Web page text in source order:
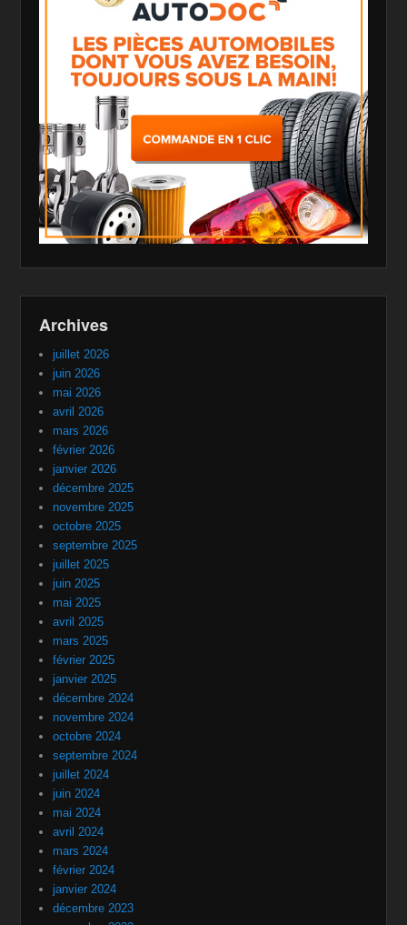
Archives
juillet 2026
juin 2026
mai 2026
avril 2026
mars 2026
février 2026
janvier 2026
décembre 2025
novembre 2025
octobre 2025
septembre 2025
juillet 2025
juin 2025
mai 2025
avril 2025
mars 2025
février 2025
janvier 2025
décembre 2024
novembre 2024
octobre 2024
septembre 2024
juillet 2024
juin 2024
mai 2024
avril 2024
mars 2024
février 2024
janvier 2024
décembre 2023